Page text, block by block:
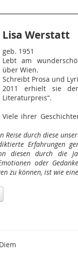
Lisa Werstatt
geb. 1951
Lebt am
über Wien.
Schreibt Prosa und
2011 erhielt sie
Literaturpreis“.
Viele ihrer
Reise durch diese
Erfahrungen
diesen durch die
oder
zu können, ist wie